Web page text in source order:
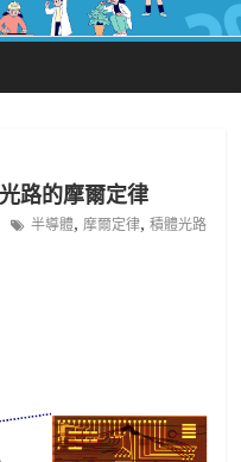
路的摩爾定律
半導體, 摩爾定律,積體光路